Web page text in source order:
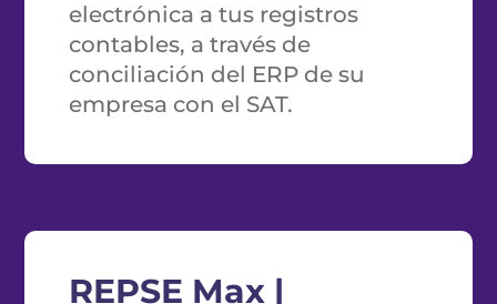
electrónica a tus registros
contables, a través de
conciliación del ERP de su
empresa con el SAT.
REPSE Max |